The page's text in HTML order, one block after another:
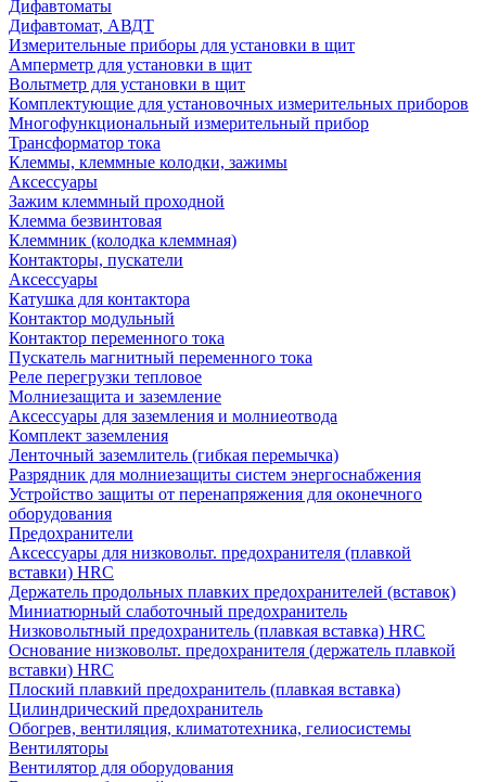
Дифавтоматы
Дифавтомат, АВДТ
Измерительные приборы для установки в щит
Амперметр для установки в щит
Вольтметр для установки в щит
Комплектующие для установочных измерительных приборов
Многофункциональный измерительный прибор
Трансформатор тока
Клеммы, клеммные колодки, зажимы
Аксессуары
Зажим клеммный проходной
Клемма безвинтовая
Клеммник (колодка клеммная)
Контакторы, пускатели
Аксессуары
Катушка для контактора
Контактор модульный
Контактор переменного тока
Пускатель магнитный переменного тока
Реле перегрузки тепловое
Молниезащита и заземление
Аксессуары для заземления и молниеотвода
Комплект заземления
Ленточный заземлитель (гибкая перемычка)
Разрядник для молниезащиты систем энергоснабжения
Устройство защиты от перенапряжения для оконечного
оборудования
Предохранители
Аксессуары для низковольт. предохранителя (плавкой
вставки) HRC
Держатель продольных плавких предохранителей (вставок)
Миниатюрный слаботочный предохранитель
Низковольтный предохранитель (плавкая вставка) HRC
Основание низковольт. предохранителя (держатель плавкой
вставки) HRC
Плоский плавкий предохранитель (плавкая вставка)
Цилиндрический предохранитель
Обогрев, вентиляция, климатотехника, гелиосистемы
Вентиляторы
Вентилятор для оборудования